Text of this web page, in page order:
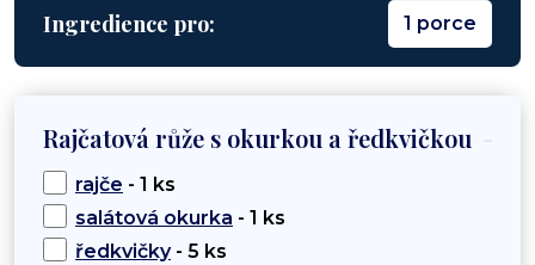
Ingredience pro: 1 porce
Rajčatová růže s okurkou a ředkvičkou
rajče - 1 ks
salátová okurka - 1 ks
ředkvičky- 5 ks